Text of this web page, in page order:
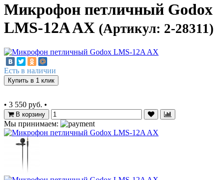
Микрофон петличный Godox
LMS-12A AX (Артикул: 2-28311)
Есть в наличии
Купить в 1 клик
• 3 550 руб. •
В корзину
Мы принимаем: